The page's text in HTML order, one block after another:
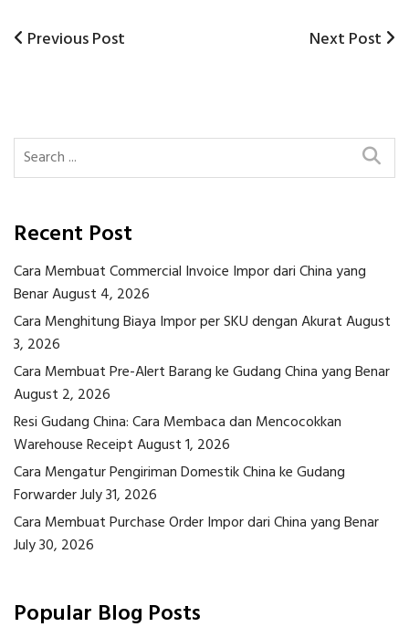
Post
Previous
Previous Post
Next
Next Post
Recent Post
Cara Membuat Commercial Invoice Impor dari China yang
BenarAugust 4, 2026
Cara Menghitung Biaya Impor per SKU dengan AkuratAugust
3, 2026
Cara Membuat Pre-Alert Barang ke Gudang China yang Benar
August 2, 2026
Resi Gudang China: Cara Membaca dan Mencocokkan
Warehouse ReceiptAugust 1, 2026
Cara Mengatur Pengiriman Domestik China ke Gudang
ForwarderJuly 31, 2026
Cara Membuat Purchase Order Impor dari China yang Benar
July 30, 2026
Popular Blog Posts